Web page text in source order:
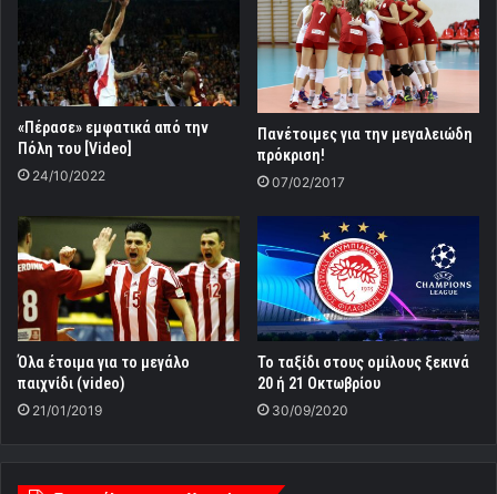
«Πέρασε» εμφατικά από την
Πόλη του [Video]
24/10/2022
Πανέτοιμες για την μεγαλειώδη
πρόκριση!
07/02/2017
Όλα έτοιμα για το μεγάλο
παιχνίδι (video)
21/01/2019
Το ταξίδι στους ομίλους ξεκινά
20 ή 21 Οκτωβρίου
30/09/2020